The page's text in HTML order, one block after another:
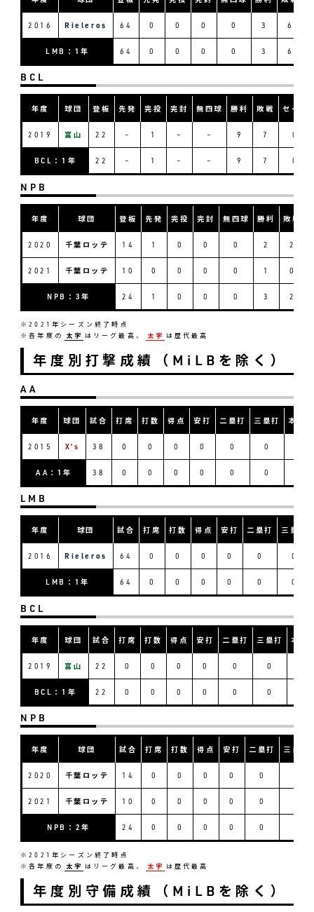
2016 Rieleros 64 0 0 0 0 3 6
LMB：1年 64 0 0 0 0 3 6
BCL
年度 球団 登板 先発 完投 完封 無四球 勝利 敗戦 セーブ
2019 富山 22 – 1 – – 9 7 0
BCL：1年 22 – 1 – – 9 7 0
NPB
年度 球団 登板 先発 完投 完封 無四球 勝利 敗戦
2020 千葉ロッテ 14 1 0 0 0 2 2
2021 千葉ロッテ 10 0 0 0 0 1 0
NPB：3年 24 1 0 0 0 3 2
※2021年シーズン終了時点
※各年度の
太字 はリーグ最高、 太字 は歴代最高
年度別打撃成績（MiLBを除く）
AA
年度 球団 試合 打席 打数 得点 安打 二塁打 三塁打 本塁打
2015 X’s 38 0 0 0 0 0 0
AA：1年 38 0 0 0 0 0 0
LMB
年度 球団 試合 打席 打数 得点 安打 二塁打 三塁打
2016 Rieleros 64 0 0 0 0 0 0
LMB：1年 64 0 0 0 0 0 0
BCL
年度 球団 試合 打席 打数 得点 安打 二塁打 三塁打 本塁
2019 富山 22 0 0 0 0 0 0
BCL：1年 22 0 0 0 0 0 0
NPB
年度 球団 試合 打席 打数 得点 安打 二塁打 三塁打
2020 千葉ロッテ 14 0 0 0 0 0
2021 千葉ロッテ 10 0 0 0 0 0
NPB：2年 24 0 0 0 0 0
※2021年シーズン終了時点
※各年度の
太字 はリーグ最高、 太字 は歴代最高
年度別守備成績（MiLBを除く）